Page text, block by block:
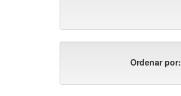
Ordenar por: